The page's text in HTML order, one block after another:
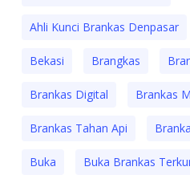
Ahli Kunci Brankas Denpasar
Bekasi Brangkas
Brankas Digital Brankas
Brankas Tahan Api
Buka Buka Brankas